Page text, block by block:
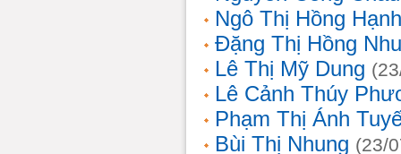
Ngô Thị Hồng Hạnh
Đặng Thị Hồng
Lê Thị Mỹ Dung
Lê Cảnh Thúy
Phạm Thị Ánh
Bùi Thị Nhung (23/